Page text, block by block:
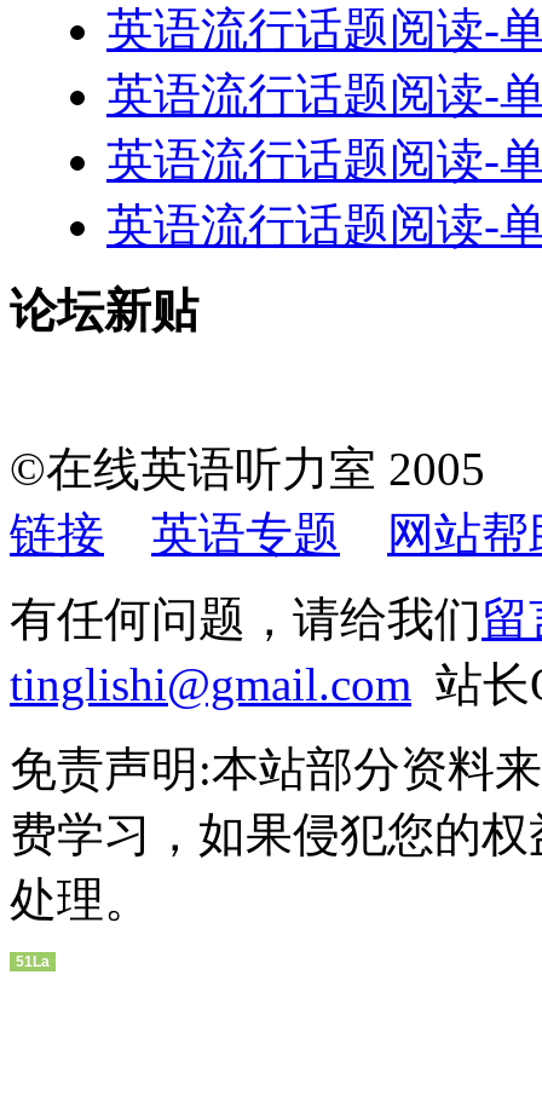
英语流行话题阅读-
英语流行话题阅读-
英语流行话题阅读-
英语流行话题阅读-
论坛新贴
©在线英语听力室
链接
英语专题
网站帮
有任何问题，请给我们留
tinglishi@gmail.com 站长
免责声明:本站部分资料
费学习，如果侵犯您的
处理。
51La